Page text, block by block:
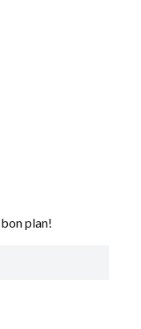
plan!